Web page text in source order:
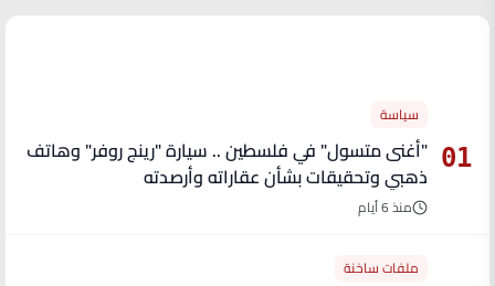
01
سياسة
"أغنى متسول" في فلسطين .. سيارة "رينج روفر" وهاتف
ذهبي وتحقيقات بشأن عقاراته وأرصدته
منذ 6 أيام
ملفات ساخنة